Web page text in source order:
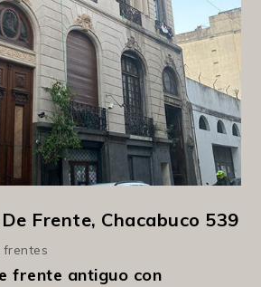
Frente, Chacabuco 539
frentes
frente antiguo con